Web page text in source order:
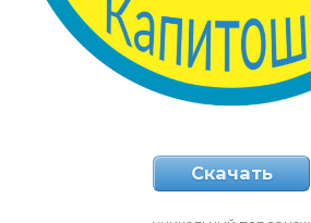
Скачать